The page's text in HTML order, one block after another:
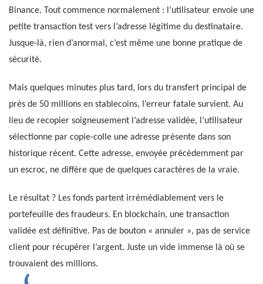
Binance. Tout commence normalement : l’utilisateur envoie une
petite transaction test vers l’adresse légitime du destinataire.
Jusque-là, rien d’anormal, c’est même une bonne pratique de
sécurité.
Mais quelques minutes plus tard, lors du transfert principal de
près de 50 millions en stablecoins, l’erreur fatale survient. Au
lieu de recopier soigneusement l’adresse validée, l’utilisateur
sélectionne par copie-colle une adresse présente dans son
historique récent. Cette adresse, envoyée précédemment par
un escroc, ne diffère que de quelques caractères de la vraie.
Le résultat ? Les fonds partent irrémédiablement vers le
portefeuille des fraudeurs. En blockchain, une transaction
validée est définitive. Pas de bouton « annuler », pas de service
client pour récupérer l’argent. Juste un vide immense là où se
trouvaient des millions.